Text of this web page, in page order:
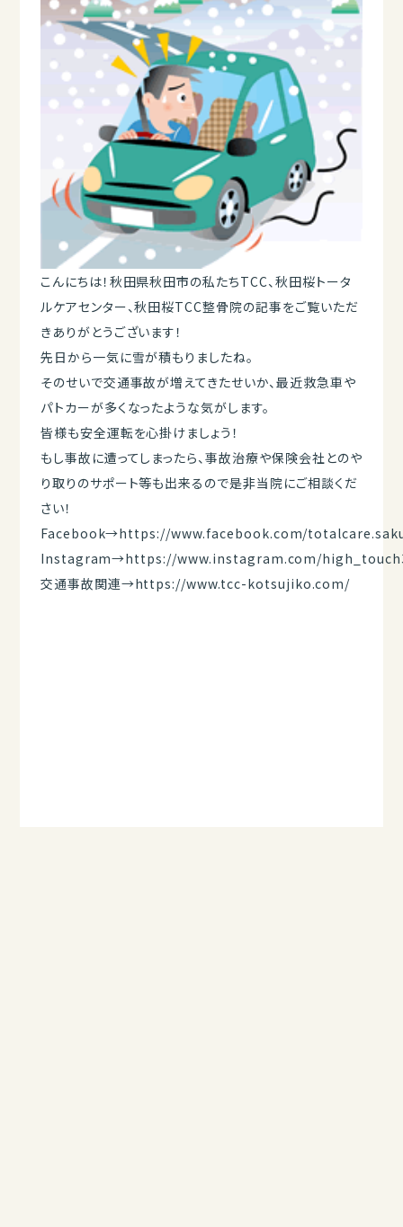
こんにちは！秋田県秋田市の私たちTCC、秋田桜トータ
ルケアセンター、秋田桜TCC整骨院の記事をご覧いただ
きありがとうございます！
先日から一気に雪が積もりましたね。
そのせいで交通事故が増えてきたせいか、最近救急車や
パトカーが多くなったような気がします。
皆様も安全運転を心掛けましょう！
もし事故に遭ってしまったら、事故治療や保険会社とのや
り取りのサポート等も出来るので是非当院にご相談くだ
さい！
Facebook→https://www.facebook.com/
Instagram→https://www.instagram.com/
交通事故関連→https://www.tcc-kotsujiko.com/